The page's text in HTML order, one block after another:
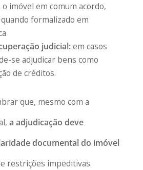
imóvel em comum acordo,
formalizado em
judicial:em casos
se adjudicar bens como
de créditos.
que, mesmo com a
a adjudicação deve
documental do imóvel
restrições impeditivas.